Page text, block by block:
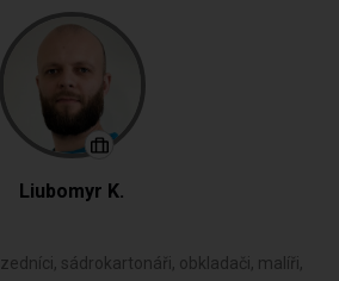
Liubomyr K.
zedníci, sádrokartonáři, obkladači, malíři,